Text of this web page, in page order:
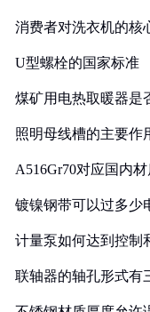
消费者对洗衣机的核
U型螺栓的国家标准
煤矿用电热取暖器是
照明母线槽的主要作
A516Gr70对应国内
镀镍钢带可以过多少
计量泵如何达到控制
联轴器的轴孔形式有